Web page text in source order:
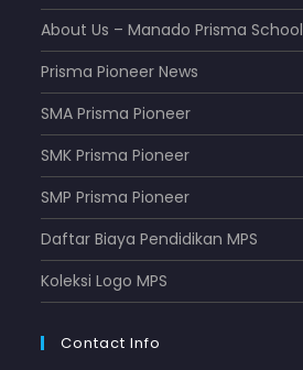
About Us – Manado Prisma School
Prisma Pioneer News
SMA Prisma Pioneer
SMK Prisma Pioneer
SMP Prisma Pioneer
Daftar Biaya Pendidikan MPS
Koleksi Logo MPS
Contact Info